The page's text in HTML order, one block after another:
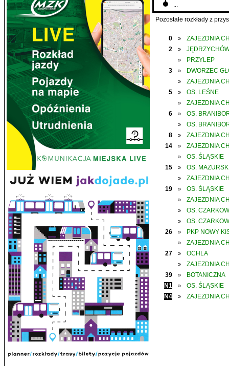
Pozostałe rozkłady z
0 »
ZAJEZDNIA
2
»
»
PRZYLEP
3
» DWORZEC
»
ZAJEZDNIA
5
» OS. LEŚNE
»
ZAJEZDNIA
6
» OS.
»
OS.
8
»
ZAJEZDNIA
14
» ZAJEZDNIA
»
OS. ŚLĄSKIE
15
» OS.
»
ZAJEZDNIA
19
» OS. ŚLĄSKIE
» ZAJEZDNIA
» OS.
»
OS.
26
» PKP NOWY
»
ZAJEZDNIA
27
» OCHLA
»
ZAJEZDNIA
39
»
BOTANICZNA
N1
»
OS. ŚLĄSKIE
N4
» ZAJEZDNIA